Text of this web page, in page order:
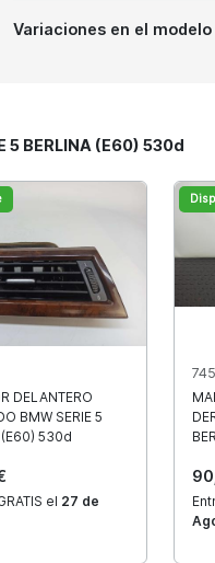
Variaciones en el
BERLINA (E60) 530d
DELANTERO
BMW SERIE 5
(E60) 530d
el 27 de